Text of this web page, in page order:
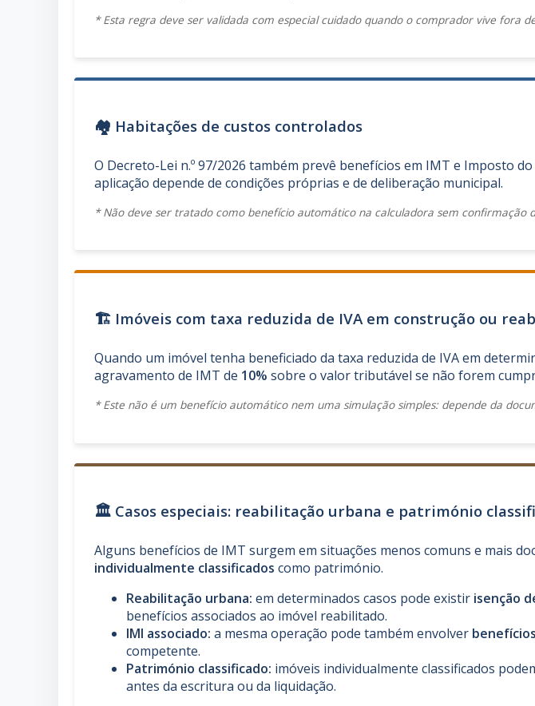
* Esta regra deve ser validada com especial cuidado quando o comprador vive fora
🏘️ Habitações de custos controlados
O Decreto-Lei n.º 97/2026 também prevê benefícios em IMT e Imposto
aplicação depende de condições próprias e de deliberação municipal.
* Não deve ser tratado como benefício automático na calculadora sem confirmação
🏗️ Imóveis com taxa reduzida de IVA em construção ou
Quando um imóvel tenha beneficiado da taxa reduzida de IVA em
agravamento de IMT de 10% sobre o valor tributável se não forem
* Este não é um benefício automático nem uma simulação simples: depende da
🏛️ Casos especiais: reabilitação urbana e património
Alguns benefícios de IMT surgem em situações menos comuns e mais
individualmente classificados como património.
Reabilitação urbana: em determinados casos pode existir isenção
benefícios associados ao imóvel reabilitado.
IMI associado: a mesma operação pode também envolver
competente.
Património classificado: imóveis individualmente classificados
antes da escritura ou da liquidação.